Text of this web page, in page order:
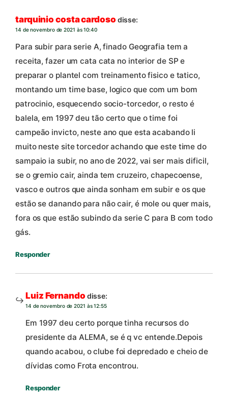
tarquinio costa cardoso disse:
14 de novembro de 2021 às 10:40
Para subir para serie A, finado Geografia tem a
receita, fazer um cata cata no interior de SP e
preparar o plantel com treinamento fisico e tatico,
montando um time base, logico que com um bom
patrocinio, esquecendo socio-torcedor, o resto é
balela, em 1997 deu tão certo que o time foi
campeão invicto, neste ano que esta acabando li
muito neste site torcedor achando que este time do
sampaio ia subir, no ano de 2022, vai ser mais dificil,
se o gremio cair, ainda tem cruzeiro, chapecoense,
vasco e outros que ainda sonham em subir e os que
estão se danando para não cair, é mole ou quer mais,
fora os que estão subindo da serie C para B com todo
gás.
Responder
Luiz Fernando disse:
14 de novembro de 2021 às 12:55
Em 1997 deu certo porque tinha recursos do
presidente da ALEMA, se é q vc entende.Depois
quando acabou, o clube foi depredado e cheio de
dívidas como Frota encontrou.
Responder